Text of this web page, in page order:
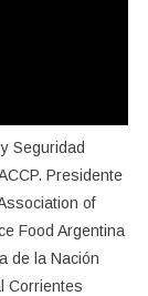
Seguridad
Presidente
of
Food Argentina
de la Nación
Corrientes